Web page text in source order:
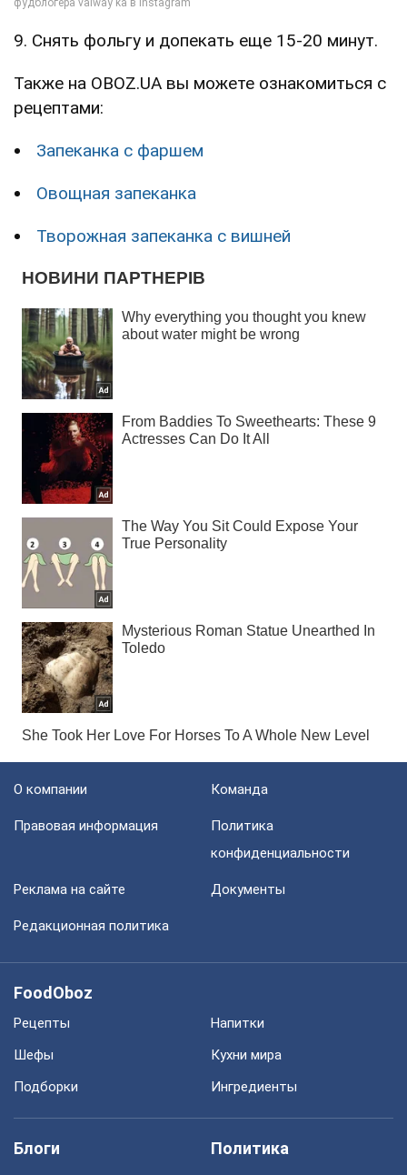
9. Снять фольгу и допекать еще 15-20 минут.
Также на OBOZ.UA вы можете ознакомиться с
рецептами:
Запеканка с фаршем
Овощная запеканка
Творожная запеканка с вишней
О компании Команда
Правовая информация
Политика
конфиденциальности
Реклама на сайте Документы
Редакционная политика
FoodOboz
Рецепты
Напитки
Шефы
Кухни мира
Подборки
Ингредиенты
Блоги Политика